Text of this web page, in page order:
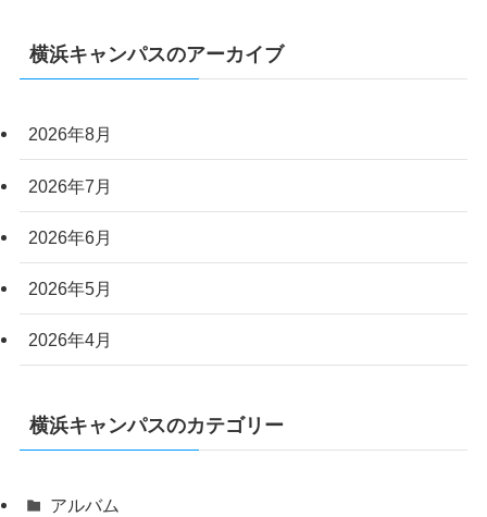
横浜キャンパスのアーカイブ
2026年8月
2026年7月
2026年6月
2026年5月
2026年4月
横浜キャンパスのカテゴリー
アルバム